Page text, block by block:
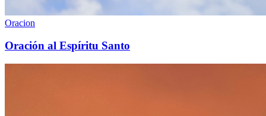
Oracion
Oración al Espíritu Santo